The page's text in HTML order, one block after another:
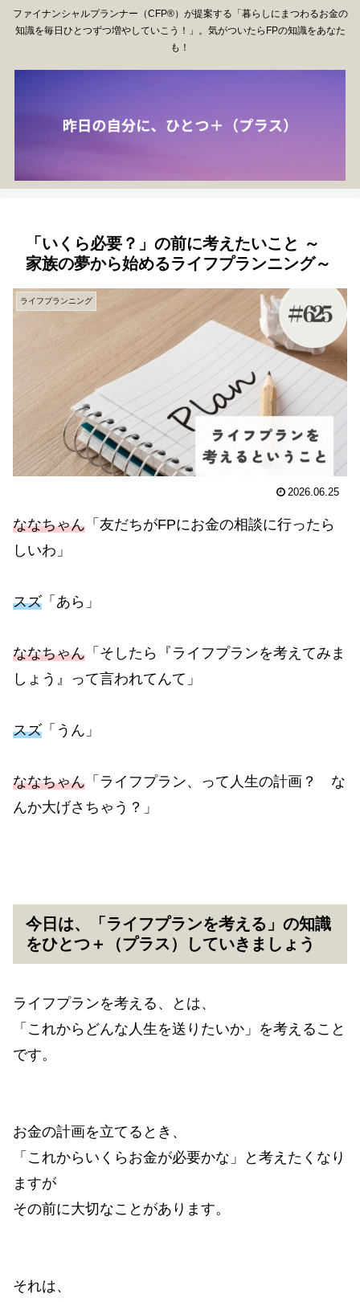
ファイナンシャルプランナー（CFP®）が提案する「暮らしにまつわるお金の
知識を毎日ひとつずつ増やしていこう！」。気がついたらFPの知識をあなた
も！
「いくら必要？」の前に考えたいこと ～
家族の夢から始めるライフプランニング～
ライフプランニング
2026.06.25
ななちゃん 「友だちがFPにお金の相談に行ったら
しいわ」
スズ 「あら」
ななちゃん 「そしたら『ライフプランを考えてみま
しょう』って言われてんて」
スズ 「うん」
ななちゃん 「ライフプラン、って人生の計画？ な
んか大げさちゃう？」
今日は、「ライフプランを考える」の知識
をひとつ＋（プラス）していきましょう
ライフプランを考える、とは、
「これからどんな人生を送りたいか」を考えること
です。
お金の計画を立てるとき、
「これからいくらお金が必要かな」と考えたくなり
ますが
その前に大切なことがあります。
それは、